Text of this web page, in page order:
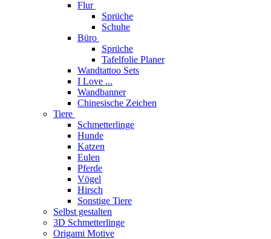
Flur
Sprüche
Schuhe
Büro
Sprüche
Tafelfolie Planer
Wandtattoo Sets
I Love ...
Wandbanner
Chinesische Zeichen
Tiere
Schmetterlinge
Hunde
Katzen
Eulen
Pferde
Vögel
Hirsch
Sonstige Tiere
Selbst gestalten
3D Schmetterlinge
Origami Motive